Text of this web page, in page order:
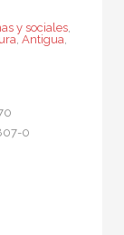
y sociales,
, Antigua,
0